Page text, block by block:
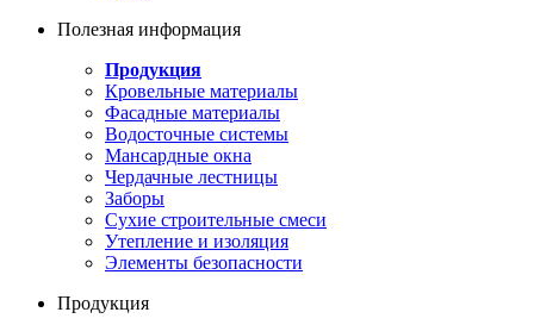
Полезная информация
Продукция
Кровельные материалы
Фасадные материалы
Водосточные системы
Мансардные окна
Чердачные лестницы
Заборы
Сухие строительные смеси
Утепление и изоляция
Элементы безопасности
Продукция